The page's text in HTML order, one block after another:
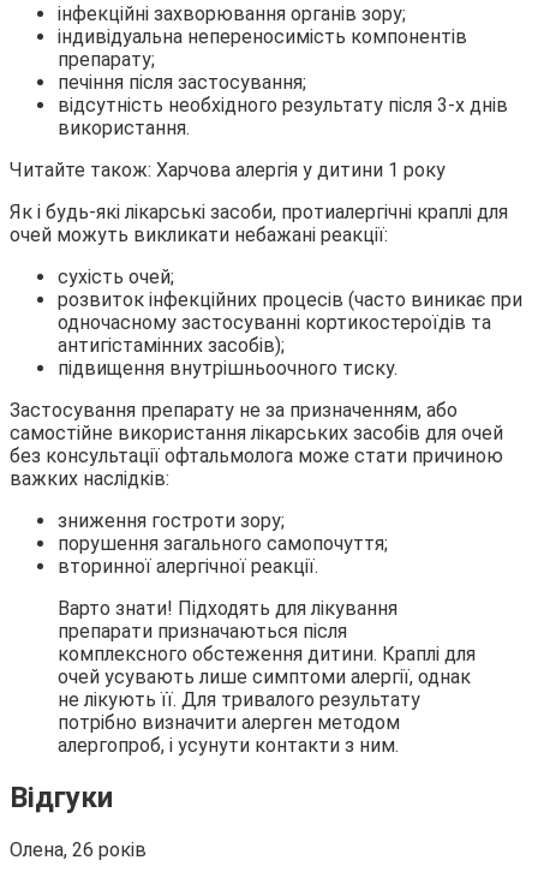
інфекційні захворювання органів зору;
індивідуальна непереносимість компонентів
препарату;
печіння після застосування;
відсутність необхідного результату після 3-х днів
використання.
Читайте також: Харчова алергія у дитини 1 року
Як і будь-які лікарські засоби, протиалергічні краплі для
очей можуть викликати небажані реакції:
сухість очей;
розвиток інфекційних процесів (часто виникає при
одночасному застосуванні кортикостероїдів та
антигістамінних засобів);
підвищення внутрішньоочного тиску.
Застосування препарату не за призначенням, або
самостійне використання лікарських засобів для очей
без консультації офтальмолога може стати причиною
важких наслідків:
зниження гостроти зору;
порушення загального самопочуття;
вторинної алергічної реакції.
Варто знати! Підходять для лікування
препарати призначаються після
комплексного обстеження дитини. Краплі для
очей усувають лише симптоми алергії, однак
не лікують її. Для тривалого результату
потрібно визначити алерген методом
алергопроб, і усунути контакти з ним.
Відгуки
Олена, 26 років